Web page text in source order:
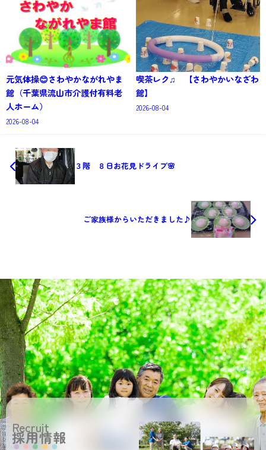
元気体操😊さわやかながれやま
館（千葉県流山市介護付有料老
人ホーム）
2026-08-04
喫茶レク♫ 【さわやかいなざわ
館】
2026-08-04
３階 ８日お花見ドライブ🌸
ご家族様からいただきました♪
Recruit
採用情報